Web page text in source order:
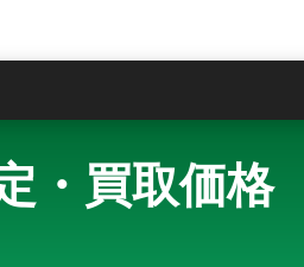
・買取価格